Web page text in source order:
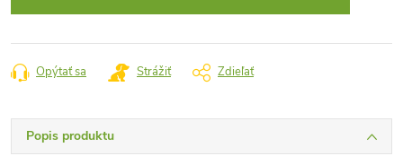
Opýtať sa Strážiť Zdieľať
Popis produktu